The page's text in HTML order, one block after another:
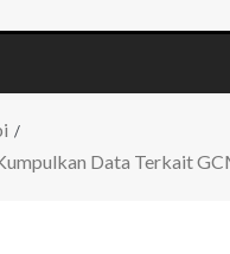
Data Terkait